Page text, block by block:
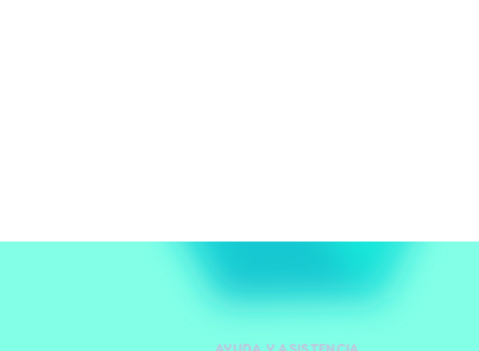
AYUDA Y ASISTENCIA